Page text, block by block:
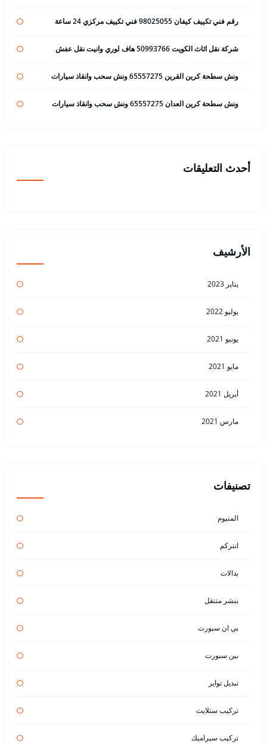
رقم فني تكييف كيفان 98025055 فني تكييف مركزي 24 ساعة
شركة نقل اثاث الكويت 50993766 هاف لوري وانيت نقل عفش
ونش سطحة كرين القرين 65557275 ونش سحب وانقاذ سيارات
ونش سطحة كرين العدان 65557275 ونش سحب وانقاذ سيارات
أحدث التعليقات
الأرشيف
يناير 2023
يوليو 2022
يونيو 2021
مايو 2021
أبريل 2021
مارس 2021
تصنيفات
المنيوم
انتركم
بدالات
بنشر متنقل
بي ان سبورت
بين سبورت
تبديل تواير
تركيب ستلايت
تركيب سيراميك